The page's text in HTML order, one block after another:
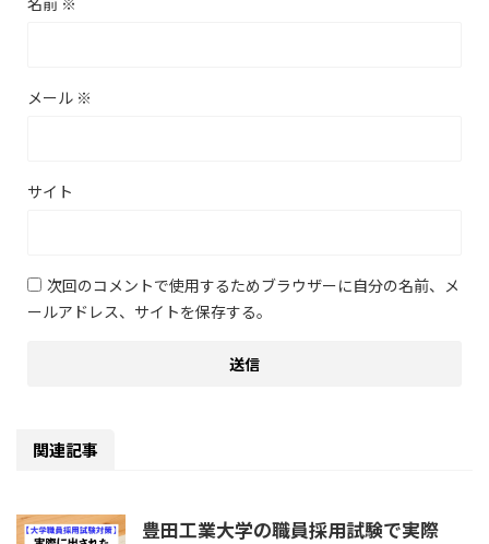
メール ※
サイト
次回のコメントで使用するためブラウザーに自分の名前、メ
ールアドレス、サイトを保存する。
関連記事
豊田工業大学の職員採用試験で実際